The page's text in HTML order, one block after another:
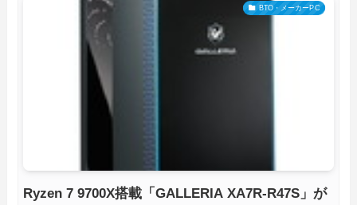
BTO・メーカーPC
Ryzen 7 9700X搭載「GALLERIA XA7R-R47S」が